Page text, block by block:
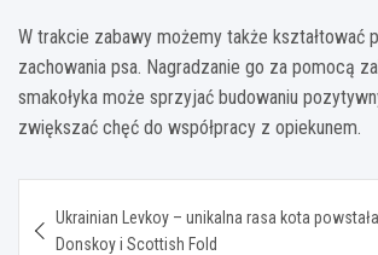
W trakcie zabawy możemy także kształtować
zachowania psa. Nagradzanie go za pomocą
smakołyka może sprzyjać budowaniu
zwiększać chęć do współpracy z opiekunem.
wpisu
Ukrainian Levkoy – unikalna rasa kota
Donskoy i Scottish Fold